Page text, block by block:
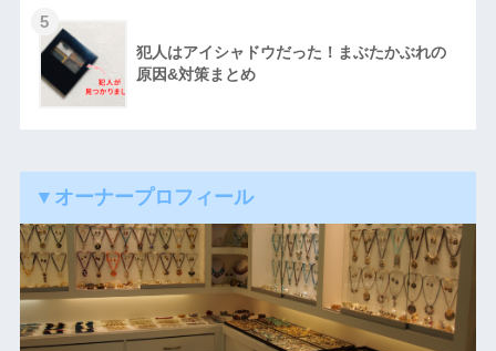
5
犯人はアイシャドウだった！まぶたかぶれの
原因&対策まとめ
▼オーナープロフィール